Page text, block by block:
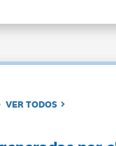
VER TODOS